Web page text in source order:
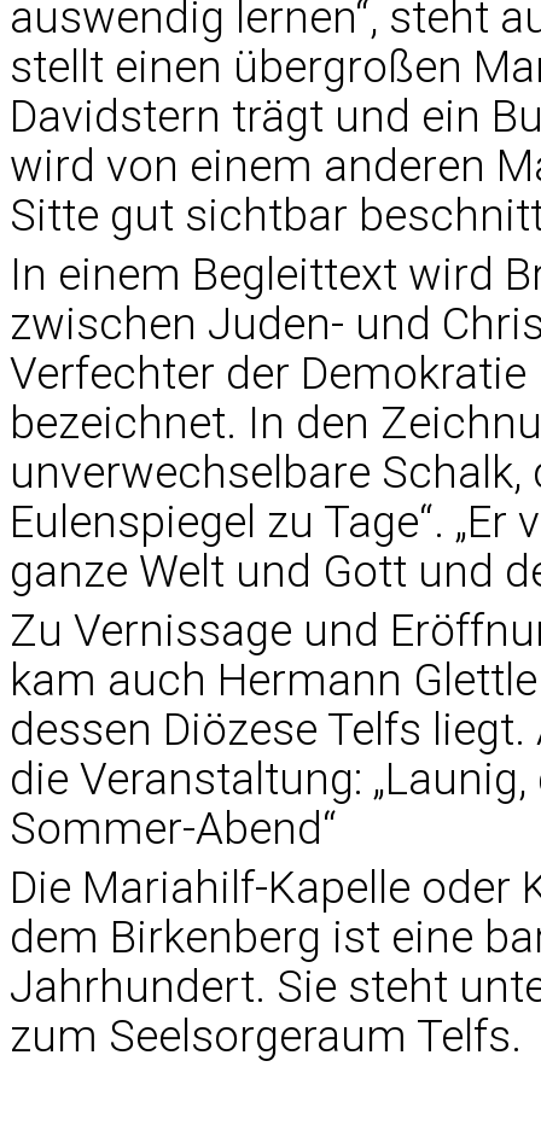
auswendig lernen“, steht
stellt einen übergroßen
Davidstern trägt und ein
wird von einem anderen
Sitte gut sichtbar
In einem Begleittext wird
zwischen Juden- und
Verfechter der
bezeichnet. In den
unverwechselbare
Eulenspiegel zu Tage“.
ganze Welt und Gott und
Zu Vernissage und
kam auch Hermann
dessen Diözese Telfs
die Veranstaltung:
Sommer-Abend“
Die Mariahilf-Kapelle oder
dem Birkenberg ist eine
Jahrhundert. Sie steht
zum Seelsorgeraum Telfs.